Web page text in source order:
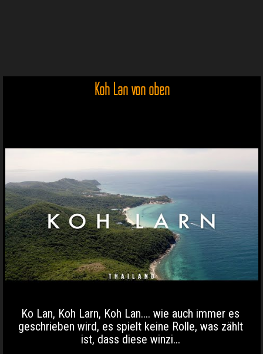
Koh Lan von oben
Ko Lan, Koh Larn, Koh Lan.... wie auch immer es
geschrieben wird, es spielt keine Rolle, was zählt
ist, dass diese winzi...